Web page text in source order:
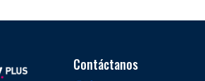
Contáctanos